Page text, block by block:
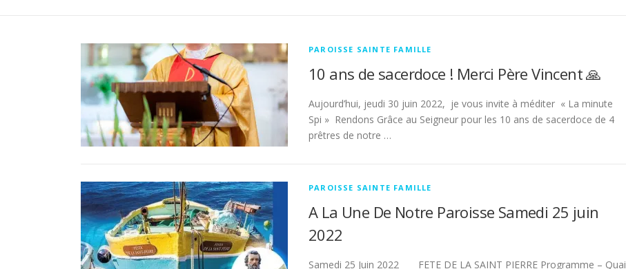
PAROISSE SAINTE FAMILLE
10 ans de sacerdoce ! Merci Père Vincent 🙏
Aujourd’hui, jeudi 30 juin 2022, je vous invite à méditer « La minute
Spi » Rendons Grâce au Seigneur pour les 10 ans de sacerdoce de 4
prêtres de notre …
PAROISSE SAINTE FAMILLE
A La Une De Notre Paroisse Samedi 25 juin
2022
Samedi 25 Juin 2022 FETE DE LA SAINT PIERRE Programme – Quai